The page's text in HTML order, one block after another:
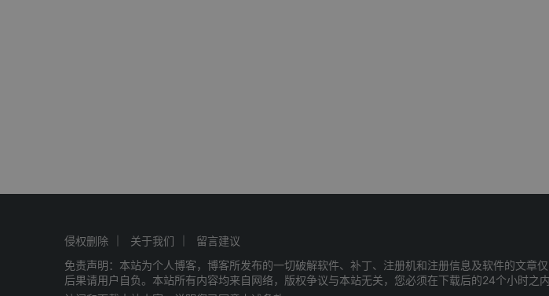
侵权删除 关于我们
留言建议
免责声明：本站为个人博客，博客所发布的一切破解软件、补丁、注册机和注册信息及软件的文章
后果请用户自负。本站所有内容均来自网络，版权争议与本站无关，您必须在下载后的24个小时之